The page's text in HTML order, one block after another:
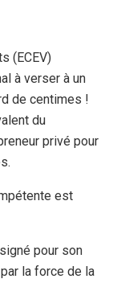
(ECEV)
à verser à un
de centimes !
du
privé pour
est
pour son
la force de la